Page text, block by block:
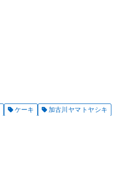
ケーキ
加古川ヤマトヤシキ